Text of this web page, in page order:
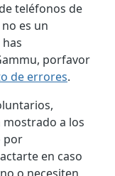
teléfonos de
es un
porfavor
de errores.
mostrado a los
por
en caso